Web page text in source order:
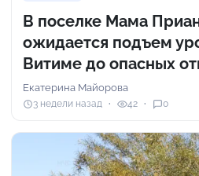
В поселке Мама
ожидается подъем
Витиме до опасных
Екатерина Майорова
3 недели назад 42 0